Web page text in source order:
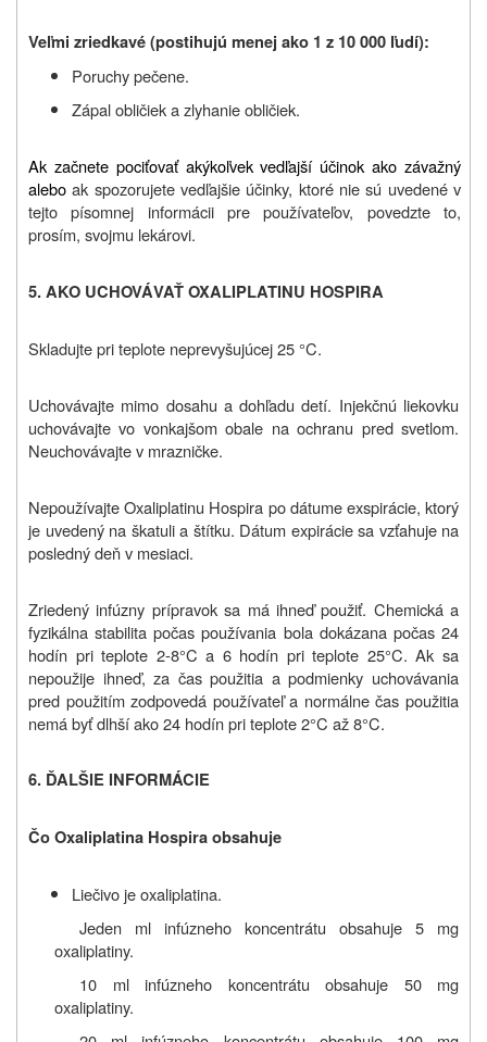
Veľmi zriedkavé (postihujú menej ako 1 z 10 000 ľudí):
Poruchy pečene.
Zápal obličiek a zlyhanie obličiek.
Ak začnete pociťovať akýkoľvek vedľajší účinok ako závažný
alebo ak spozorujete vedľajšie účinky, ktoré nie sú uvedené v
tejto písomnej informácii pre používateľov, povedzte to,
prosím, svojmu lekárovi.
5. AKO UCHOVÁVAŤOXALIPLATINU HOSPIRA
Skladujte pri teplote neprevyšujúcej 25 °C.
Uchovávajte mimo dosahu a dohľadu detí. Injekčnú liekovku
uchovávajte vo vonkajšom obale na ochranu pred svetlom.
Neuchovávajte v mrazničke.
Nepoužívajte Oxaliplatinu Hospira po dátume exspirácie, ktorý
je uvedený na škatuli a štítku. Dátum expirácie sa vzťahuje na
posledný deň v mesiaci.
Zriedený infúzny prípravok sa má ihneď použiť. Chemická a
fyzikálna stabilita počas používania bola dokázana počas 24
hodín pri teplote 2-8°C a 6 hodín pri teplote 25°C. Ak sa
nepoužije ihneď, za čas použitia a podmienky uchovávania
pred použitím zodpovedá používateľ a normálne čas použitia
nemá byť dlhší ako 24 hodín pri teplote 2°C až 8°C.
6. ĎALŠIE INFORMÁCIE
ČoOxaliplatina Hospiraobsahuje
Liečivo je oxaliplatina.
Jeden ml infúzneho koncentrátu obsahuje 5 mg
oxaliplatiny.
10 ml infúzneho koncentrátu obsahuje 50 mg
oxaliplatiny.